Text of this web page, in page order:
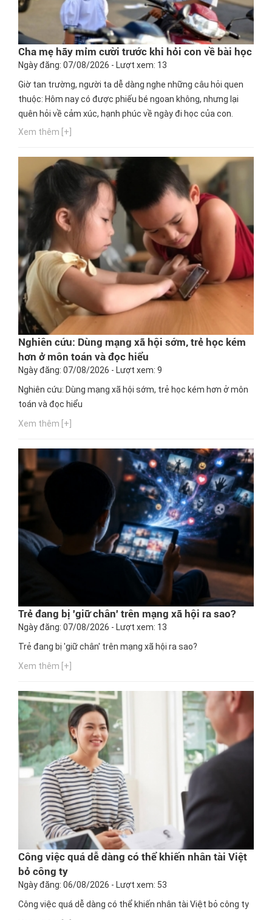
Cha mẹ hãy mỉm cười trước khi hỏi con về bài học
Ngày đăng: 07/08/2026 - Lượt xem: 13
Giờ tan trường, người ta dễ dàng nghe những câu hỏi quen
thuộc: Hôm nay có được phiếu bé ngoan không, nhưng lại
quên hỏi về cảm xúc, hạnh phúc về ngày đi học của con.
Xem thêm [+]
Nghiên cứu: Dùng mạng xã hội sớm, trẻ học kém
hơn ở môn toán và đọc hiểu
Ngày đăng: 07/08/2026 - Lượt xem: 9
Nghiên cứu: Dùng mạng xã hội sớm, trẻ học kém hơn ở môn
toán và đọc hiểu
Xem thêm [+]
Trẻ đang bị 'giữ chân' trên mạng xã hội ra sao?
Ngày đăng: 07/08/2026 - Lượt xem: 13
Trẻ đang bị 'giữ chân' trên mạng xã hội ra sao?
Xem thêm [+]
Công việc quá dễ dàng có thể khiến nhân tài Việt
bỏ công ty
Ngày đăng: 06/08/2026 - Lượt xem: 53
Công việc quá dễ dàng có thể khiến nhân tài Việt bỏ công ty